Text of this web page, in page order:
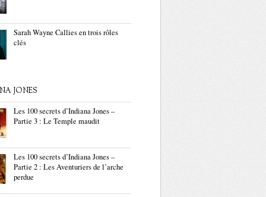
Sarah Wayne Callies en trois rôles
clés
JONES
Les 100 secrets d’Indiana Jones –
Partie 3 : Le Temple maudit
Les 100 secrets d’Indiana Jones –
Partie 2 : Les Aventuriers de l’arche
perdue